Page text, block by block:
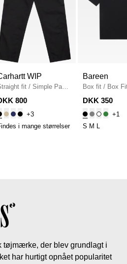
WIP
fit / Simple Pant
/ BLACK
800
+3
i mange størrelser
Bareen
Box fit / Box
/ BLACK
DKK 350
+1
S M
tøjmærke, der blev grundlagt i
har hurtigt opnået popularitet